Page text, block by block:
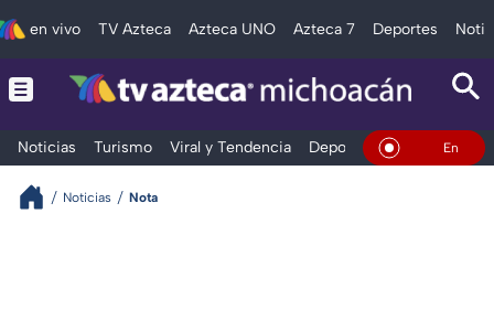
en vivo TV Azteca Azteca UNO Azteca 7 Deportes
Noticias Turismo Viral y Tendencia Deportes Espectáculos
En Vivo
Noticias Nota